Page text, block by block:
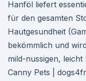
Hanföl liefert
für den gesamten
Hautgesundheit
bekömmlich und
mild-nussigen,
Canny Pets |